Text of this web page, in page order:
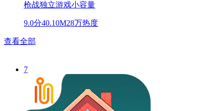
枪战独立游戏小容量
9.0分40.10M28万热度
查看全部
7